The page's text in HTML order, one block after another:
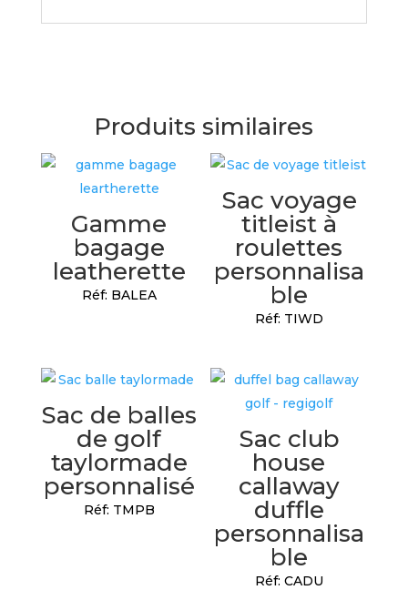
Produits similaires
Gamme
bagage
leatherette
Réf: BALEA
Sac voyage
titleist à
roulettes
personnalisa
ble
Réf: TIWD
Sac de balles
de golf
taylormade
personnalisé
Réf: TMPB
Sac club
house
callaway
duffle
personnalisa
ble
Réf: CADU